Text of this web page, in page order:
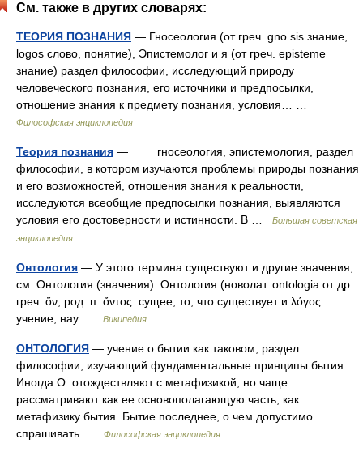
См. также в других словарях:
ТЕОРИЯ ПОЗНАНИЯ — Гносеология (от греч. gno sis знание,
logos слово, понятие), Эпистемолог и я (от греч. episteme
знание) раздел философии, исследующий природу
человеческого познания, его источники и предпосылки,
отношение знания к предмету познания, условия… …
Философская энциклопедия
Теория познания — гносеология, эпистемология, раздел
философии, в котором изучаются проблемы природы познания
и его возможностей, отношения знания к реальности,
исследуются всеобщие предпосылки познания, выявляются
условия его достоверности и истинности. В …
Большая советская
энциклопедия
Онтология — У этого термина существуют и другие значения,
см. Онтология (значения). Онтология (новолат. ontologia от др.
греч. ὄν, род. п. ὄντος сущее, то, что существует и λόγος
учение, нау …
Википедия
ОНТОЛОГИЯ — учение о бытии как таковом, раздел
философии, изучающий фундаментальные принципы бытия.
Иногда О. отождествляют с метафизикой, но чаще
рассматривают как ее основополагающую часть, как
метафизику бытия. Бытие последнее, о чем допустимо
спрашивать …
Философская энциклопедия